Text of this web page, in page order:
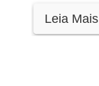
Leia Mais